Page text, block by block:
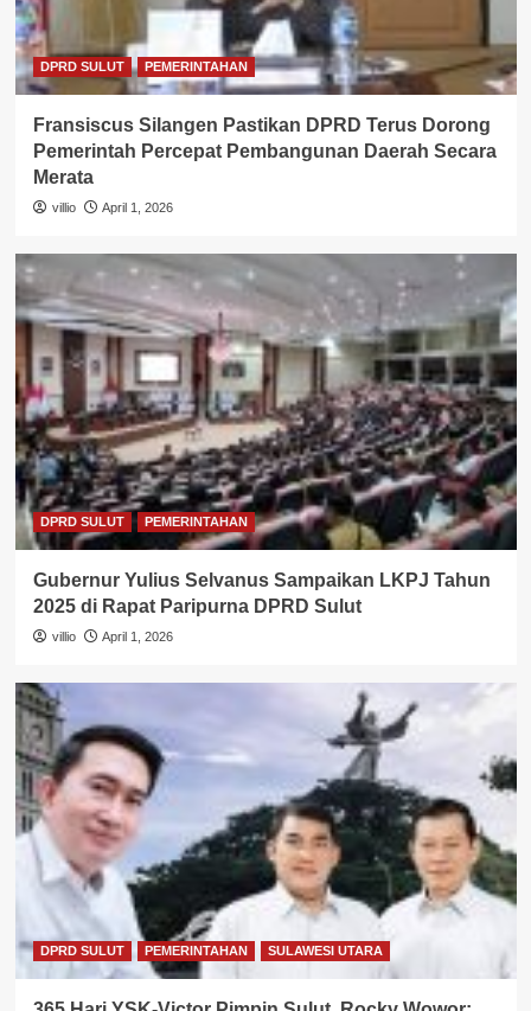
DPRD SULUT PEMERINTAHAN
Fransiscus Silangen Pastikan DPRD Terus Dorong
Pemerintah Percepat Pembangunan Daerah Secara
Merata
villio April 1, 2026
DPRD SULUT PEMERINTAHAN
Gubernur Yulius Selvanus Sampaikan LKPJ Tahun
2025 di Rapat Paripurna DPRD Sulut
villio April 1, 2026
DPRD SULUT PEMERINTAHAN SULAWESI UTARA